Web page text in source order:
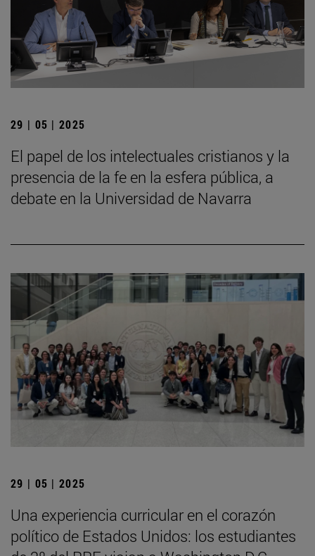
29 | 05 | 2025
El papel de los intelectuales cristianos y la
presencia de la fe en la esfera pública, a
debate en la Universidad de Navarra
29 | 05 | 2025
Una experiencia curricular en el corazón
político de Estados Unidos: los estudiantes